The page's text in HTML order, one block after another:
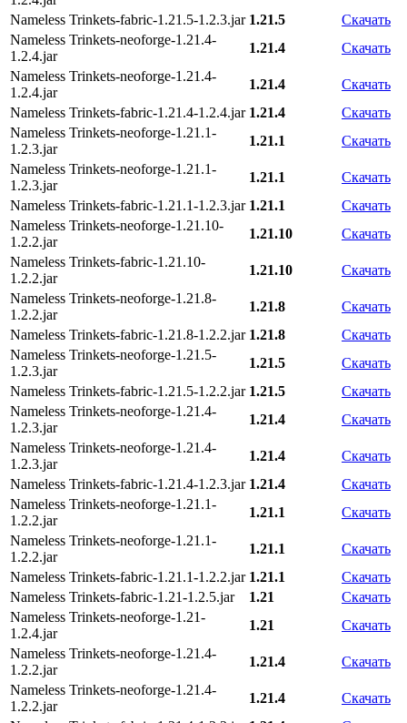
Nameless Trinkets-fabric-1.21.5-1.2.3.jar 1.21.5
Скачать
Nameless Trinkets-neoforge-1.21.4-
1.2.4.jar
1.21.4
Скачать
Nameless Trinkets-neoforge-1.21.4-
1.2.4.jar
1.21.4
Скачать
Nameless Trinkets-fabric-1.21.4-1.2.4.jar 1.21.4
Скачать
Nameless Trinkets-neoforge-1.21.1-
1.2.3.jar
1.21.1
Скачать
Nameless Trinkets-neoforge-1.21.1-
1.2.3.jar
1.21.1
Скачать
Nameless Trinkets-fabric-1.21.1-1.2.3.jar 1.21.1
Скачать
Nameless Trinkets-neoforge-1.21.10-
1.2.2.jar
1.21.10
Скачать
Nameless Trinkets-fabric-1.21.10-
1.2.2.jar
1.21.10
Скачать
Nameless Trinkets-neoforge-1.21.8-
1.2.2.jar
1.21.8
Скачать
Nameless Trinkets-fabric-1.21.8-1.2.2.jar 1.21.8
Скачать
Nameless Trinkets-neoforge-1.21.5-
1.2.3.jar
1.21.5
Скачать
Nameless Trinkets-fabric-1.21.5-1.2.2.jar 1.21.5
Скачать
Nameless Trinkets-neoforge-1.21.4-
1.2.3.jar
1.21.4
Скачать
Nameless Trinkets-neoforge-1.21.4-
1.2.3.jar
1.21.4
Скачать
Nameless Trinkets-fabric-1.21.4-1.2.3.jar 1.21.4
Скачать
Nameless Trinkets-neoforge-1.21.1-
1.2.2.jar
1.21.1
Скачать
Nameless Trinkets-neoforge-1.21.1-
1.2.2.jar
1.21.1
Скачать
Nameless Trinkets-fabric-1.21.1-1.2.2.jar 1.21.1
Скачать
Nameless Trinkets-fabric-1.21-1.2.5.jar
1.21
Скачать
Nameless Trinkets-neoforge-1.21-
1.2.4.jar
1.21
Скачать
Nameless Trinkets-neoforge-1.21.4-
1.2.2.jar
1.21.4
Скачать
Nameless Trinkets-neoforge-1.21.4-
1.2.2.jar
1.21.4
Скачать